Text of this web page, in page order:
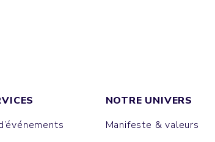
NOTRE UNIVERS
Manifeste & valeurs